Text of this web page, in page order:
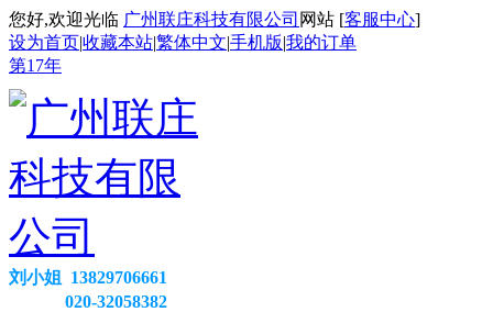
您好,欢迎光临 广州联庄科技有限公司 网站 [客服中心]
设为首页|收藏本站|繁体中文|手机版|我的订单
第17年
刘小姐 13829706661
020-32058382